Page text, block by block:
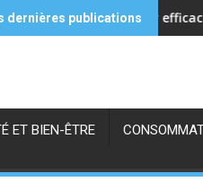
dernières publications
gamme et responsables Hircus
nettoyer efficacement
ET BIEN-ÊTRE